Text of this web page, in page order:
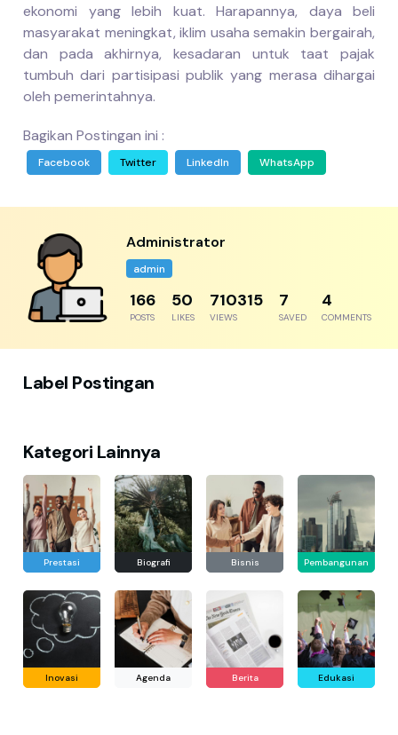
ekonomi yang lebih kuat. Harapannya, daya beli
masyarakat meningkat, iklim usaha semakin bergairah,
dan pada akhirnya, kesadaran untuk taat pajak
tumbuh dari partisipasi publik yang merasa dihargai
oleh pemerintahnya.
Bagikan Postingan ini :
Facebook Twitter LinkedIn WhatsApp
Administrator
admin
204
POSTS
61
LIKES
874234
VIEWS
8
SAVED
5
COMMENTS
Label Postingan
Kategori Lainnya
Prestasi Biografi Bisnis Pembangunan
Inovasi Agenda Berita Edukasi